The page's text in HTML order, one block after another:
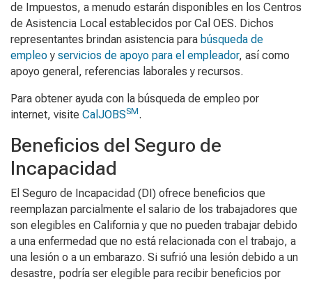
de Impuestos, a menudo estarán disponibles en los Centros
de Asistencia Local establecidos por Cal OES. Dichos
representantes brindan asistencia para búsqueda de
empleoy servicios de apoyo para el empleador, así como
apoyo general, referencias laborales y recursos.
Para obtener ayuda con la búsqueda de empleo por
internet, visite CalJOBSSM .
Beneficios del Seguro de
Incapacidad
El Seguro de Incapacidad (DI) ofrece beneficios que
reemplazan parcialmente el salario de los trabajadores que
son elegibles en California y que no pueden trabajar debido
a una enfermedad que no está relacionada con el trabajo, a
una lesión o a un embarazo. Si sufrió una lesión debido a un
desastre, podría ser elegible para recibir beneficios por